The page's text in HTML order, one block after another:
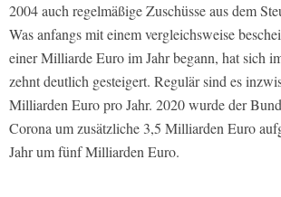
2004 auch regelmäßige Zuschüsse aus dem
Was anfangs mit einem vergleichsweise
einer Milliarde Euro im Jahr begann, hat sich
zehnt deutlich gesteigert. Regulär sind es
Milliarden Euro pro Jahr. 2020 wurde der
Corona um zusätzliche 3,5 Milliarden Euro
Jahr um fünf Milliarden Euro.